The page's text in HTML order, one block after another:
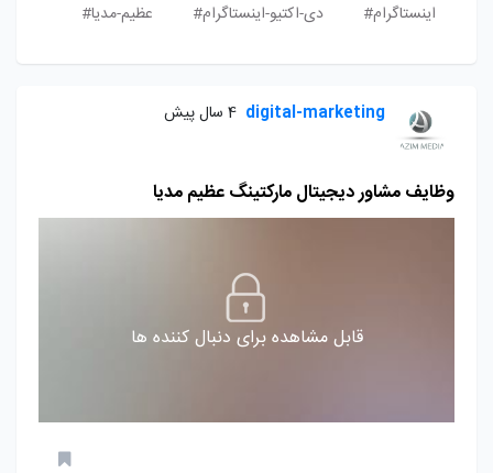
اینستاگرام# دی-اکتیو-اینستاگرام# عظیم-مدیا#
digital-marketing 4 سال پیش
وظایف مشاور دیجیتال مارکتینگ عظیم مدیا
قابل مشاهده برای دنبال کننده ها